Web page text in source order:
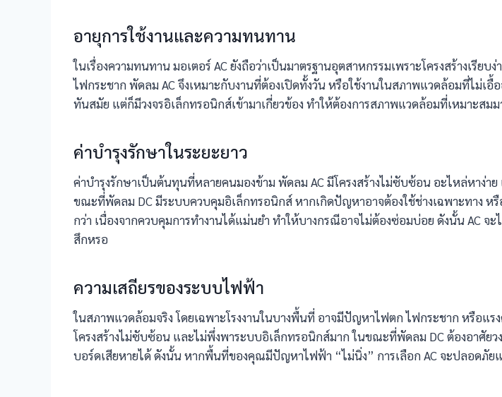
อายุการใช้งานและความทนทาน
ในเรื่องความทนทาน มอเตอร์ AC ยังถือว่าเป็นมาตรฐานอุตสาหกรรมเพราะโครงสร้างเ
ไฟกระชาก พัดลม AC จึงเหมาะกับงานที่ต้องเปิดทั้งวัน หรือใช้งานในสภาพแวดล้อมที่ไม่เอื้
ทันสมัย แต่ก็มีวงจรอิเล็กทรอนิกส์เข้ามาเกี่ยวข้อง ทำให้ต้องการสภาพแวดล้อมที่เหมาะส
ค่าบำรุงรักษาในระยะยาว
ค่าบำรุงรักษาเป็นต้นทุนที่หลายคนมองข้าม พัดลม AC มีโครงสร้างไม่ซับซ้อน อะไหล่หาง่า
ขณะที่พัดลม DC มีระบบควบคุมอิเล็กทรอนิกส์ หากเกิดปัญหาอาจต้องใช้ช่างเฉพาะทาง
กว่า เนื่องจากควบคุมการทำงานได้แม่นยำ ทำให้บางกรณีอาจไม่ต้องซ่อมบ่อย ดังนั้น AC จ
สึกหรอ
ความเสถียรของระบบไฟฟ้า
ในสภาพแวดล้อมจริง โดยเฉพาะโรงงานในบางพื้นที่ อาจมีปัญหาไฟตก ไฟกระชาก หรือแ
โครงสร้างไม่ซับซ้อน และไม่พึ่งพาระบบอิเล็กทรอนิกส์มาก ในขณะที่พัดลม DC ต้องอาศัย
บอร์ดเสียหายได้ ดังนั้น หากพื้นที่ของคุณมีปัญหาไฟฟ้า “ไม่นิ่ง” การเลือก AC จะปลอดภัยแ